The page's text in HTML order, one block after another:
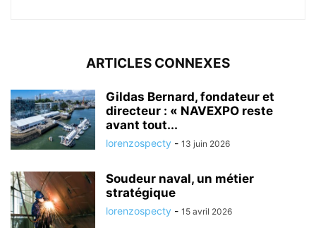
ARTICLES CONNEXES
Gildas Bernard, fondateur et
directeur : « NAVEXPO reste
avant tout...
lorenzospecty - 13 juin 2026
Soudeur naval, un métier
stratégique
lorenzospecty - 15 avril 2026